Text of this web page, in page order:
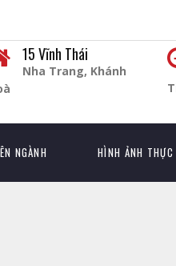
15 Vĩnh Thái
Nha Trang, Khánh
NGÀNH HÌNH ẢNH